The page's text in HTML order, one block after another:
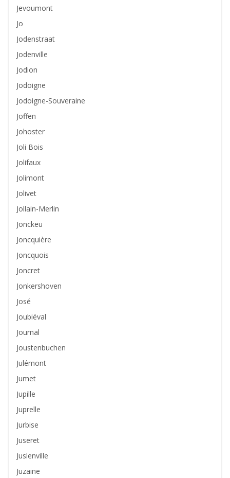
Jevoumont
Jo
Jodenstraat
Jodenville
Jodion
Jodoigne
Jodoigne-Souveraine
Joffen
Johoster
Joli Bois
Jolifaux
Jolimont
Jolivet
Jollain-Merlin
Jonckeu
Joncquière
Joncquois
Joncret
Jonkershoven
José
Joubiéval
Journal
Joustenbuchen
Julémont
Jumet
Jupille
Juprelle
Jurbise
Juseret
Juslenville
Juzaine